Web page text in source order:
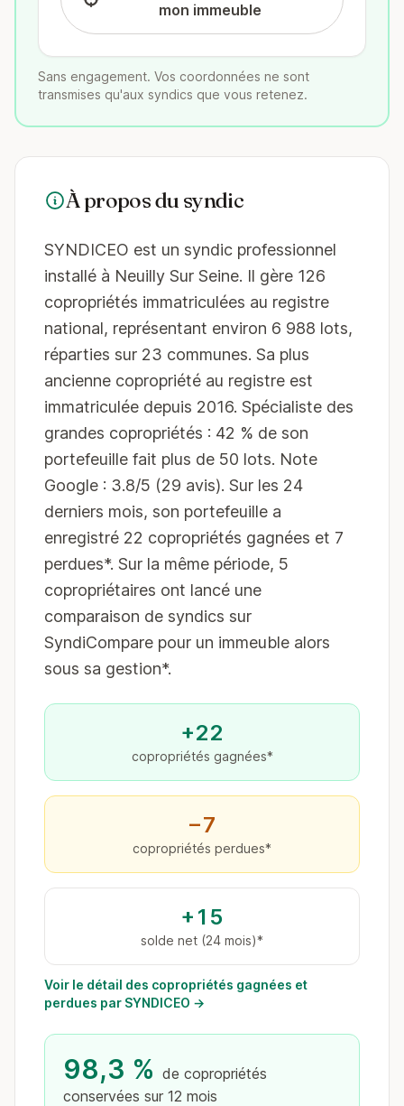
mon immeuble
Sans engagement. Vos coordonnées ne sont
transmises qu'aux syndics que vous retenez.
À propos du syndic
SYNDICEO est un syndic professionnel
installé à Neuilly Sur Seine. Il gère 126
copropriétés immatriculées au registre
national, représentant environ 6 988 lots,
réparties sur 23 communes. Sa plus
ancienne copropriété au registre est
immatriculée depuis 2016. Spécialiste des
grandes copropriétés : 42 % de son
portefeuille fait plus de 50 lots. Note
Google : 3.8/5 (29 avis). Sur les 24
derniers mois, son portefeuille a
enregistré 22 copropriétés gagnées et 7
perdues*. Sur la même période, 5
copropriétaires ont lancé une
comparaison de syndics sur
SyndiCompare pour un immeuble alors
sous sa gestion*.
+22
copropriétés gagnées*
−7
copropriétés perdues*
+15
solde net (24 mois)*
Voir le détail des copropriétés gagnées et
perdues par SYNDICEO →
98,3 % de copropriétés
conservées sur 12 mois